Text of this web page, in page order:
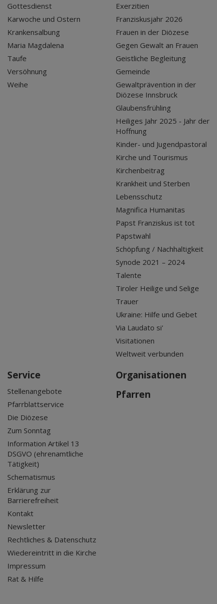
Gottesdienst
Karwoche und Ostern
Krankensalbung
Maria Magdalena
Taufe
Versöhnung
Weihe
Exerzitien
Franziskusjahr 2026
Frauen in der Diözese
Gegen Gewalt an Frauen
Geistliche Begleitung
Gemeinde
Gewaltprävention in der
Diözese Innsbruck
Glaubensfrühling
Heiliges Jahr 2025 - Jahr der
Hoffnung
Kinder- und Jugendpastoral
Kirche und Tourismus
Kirchenbeitrag
Krankheit und Sterben
Lebensschutz
Magnifica Humanitas
Papst Franziskus ist tot
Papstwahl
Schöpfung / Nachhaltigkeit
Synode 2021 – 2024
Talente
Tiroler Heilige und Selige
Trauer
Ukraine: Hilfe und Gebet
Via Laudato si'
Visitationen
Weltweit verbunden
Service
Stellenangebote
Pfarrblattservice
Die Diözese
Zum Sonntag
Information Artikel 13
DSGVO (ehrenamtliche
Tätigkeit)
Schematismus
Erklärung zur
Barrierefreiheit
Kontakt
Newsletter
Rechtliches & Datenschutz
Wiedereintritt in die Kirche
Impressum
Rat & Hilfe
Organisationen
Pfarren